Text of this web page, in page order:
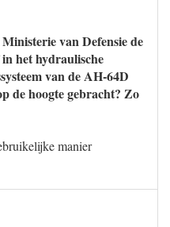
van Defensie de
het hydraulische
van de AH-64D
de hoogte gebracht? Zo
manier